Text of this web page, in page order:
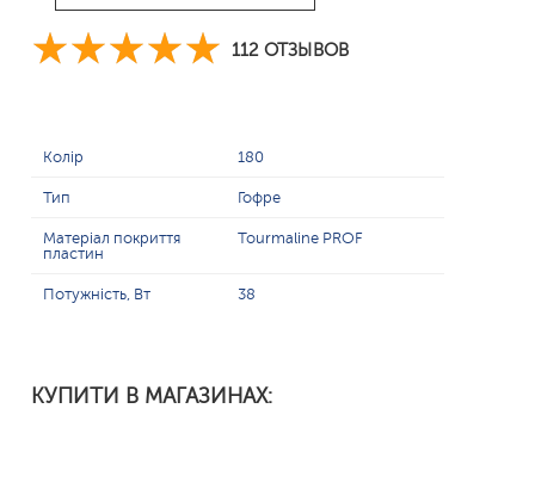
112 ОТЗЫВОВ
Колір 180
Тип Гофре
Матеріал покриття
пластин
Tourmaline PROF
Потужність, Вт 38
КУПИТИ В МАГАЗИНАХ: